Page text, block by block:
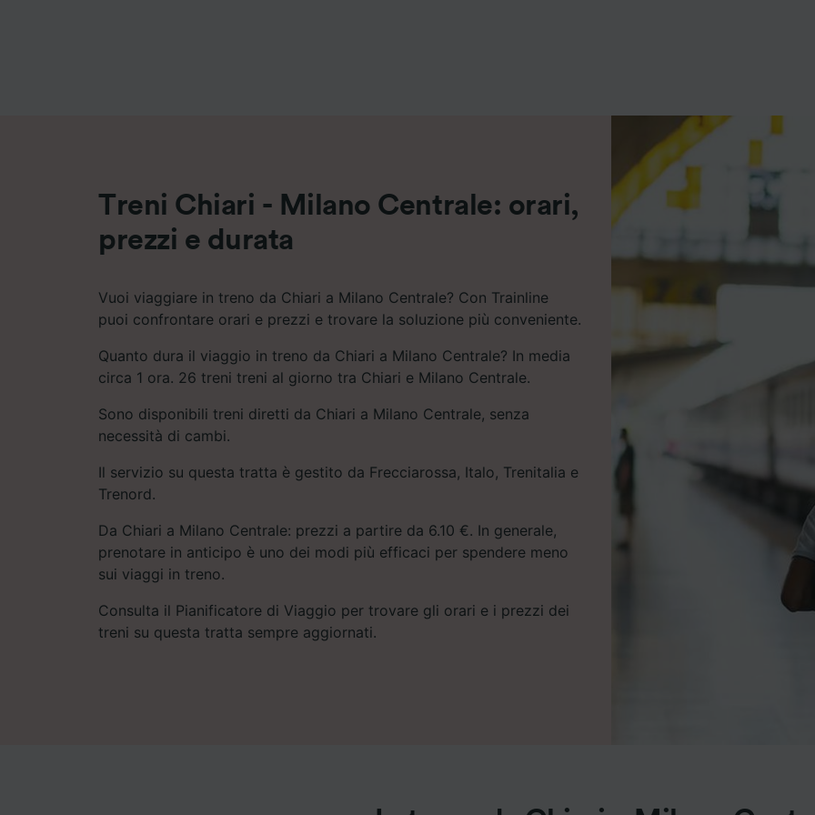
Treni Chiari - Milano Centrale: orari,
prezzi e durata
Vuoi viaggiare in treno da Chiari a Milano Centrale? Con Trainline
puoi confrontare orari e prezzi e trovare la soluzione più conveniente.
Quanto dura il viaggio in treno da Chiari a Milano Centrale? In media
circa 1 ora. 26 treni treni al giorno tra Chiari e Milano Centrale.
Sono disponibili treni diretti da Chiari a Milano Centrale, senza
necessità di cambi.
Il servizio su questa tratta è gestito da Frecciarossa, Italo, Trenitalia e
Trenord.
Da Chiari a Milano Centrale: prezzi a partire da 6.10 €. In generale,
prenotare in anticipo è uno dei modi più efficaci per spendere meno
sui viaggi in treno.
Consulta il Pianificatore di Viaggio per trovare gli orari e i prezzi dei
treni su questa tratta sempre aggiornati.